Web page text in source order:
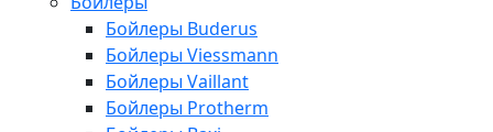
Бойлеры Buderus
Бойлеры Viessmann
Бойлеры Vaillant
Бойлеры Protherm